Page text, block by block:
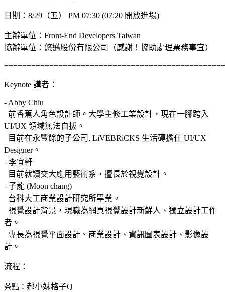
日期：8/29（五） PM 07:30 (07:20 開放進場)
主辦單位：Front-End Developers Taiwan
協辦單位：悠邁股份有限公司（感謝！協助處理票務事宜）
Keynote 講者：
- Abby Chiu
前香蕉人角色設計師。大學主修工業設計，現在一腳跨入
UI/UX 領域無法自拔。
目前在永豐餘的子公司, LiVEBRiCKS 生活磚擔任 UI/UX
Designer。
- 李宜軒
目前就讀交大應用藝術系，擅長於視覺設計。
- 子龍 (Moon chang)
台科大工商業設計研究所畢業。
視覺設計背景，現職為網頁視覺設計新鮮人、獨立設計工作
者。
專長為視覺平面設計、商業設計、資訊圖表設計、影像設
計。
流程：
茶點： 郝小妹格子Q